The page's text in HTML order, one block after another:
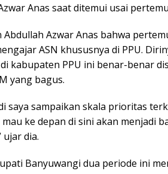
Anas saat ditemui usai
Abdullah Azwar Anas bahwa
ASN khususnya di PPU.
kabupaten PPU ini benar-benar
yang bagus.
saya sampaikan skala prioritas
ke depan di sini akan menjadi
ujar dia.
Banyuwangi dua periode ini